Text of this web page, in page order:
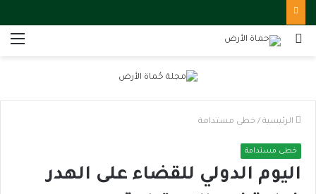
بحث
الرئيسية / خطى مستدامة
خطى مستدامة
اليوم الدولي للقضاء على الهدر